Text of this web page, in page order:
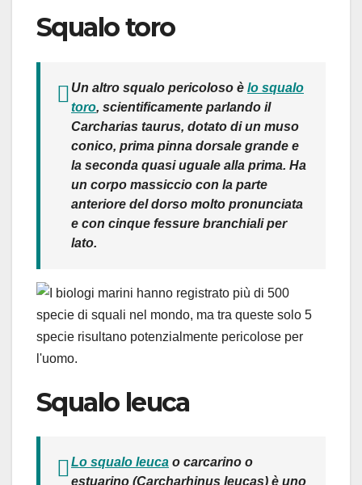
Squalo toro
Un altro squalo pericoloso è lo squalo
toro, scientificamente parlando il
Carcharias taurus, dotato di un muso
conico, prima pinna dorsale grande e
la seconda quasi uguale alla prima. Ha
un corpo massiccio con la parte
anteriore del dorso molto pronunciata
e con cinque fessure branchiali per
lato.
Squalo leuca
Lo squalo leuca o carcarino o
estuarino (Carcharhinus leucas) è uno